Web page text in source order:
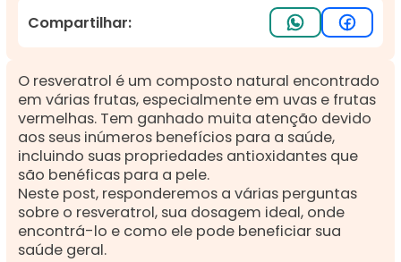
Compartilhar:
O resveratrol é um composto natural encontrado
em várias frutas, especialmente em uvas e frutas
vermelhas. Tem ganhado muita atenção devido
aos seus inúmeros benefícios para a saúde,
incluindo suas propriedades antioxidantes que
são benéficas para a pele.
Neste post, responderemos a várias perguntas
sobre o resveratrol, sua dosagem ideal, onde
encontrá-lo e como ele pode beneficiar sua
saúde geral.